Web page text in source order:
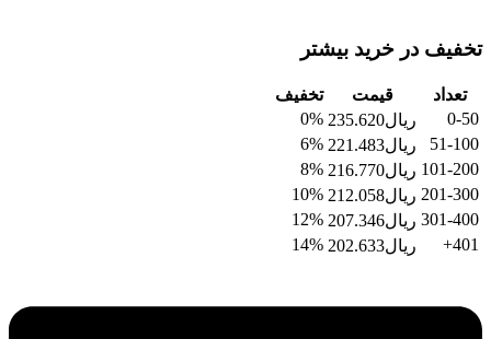
تخفیف در خرید بیشتر
تعداد قیمت
تخفیف
0-50
ریال235.620
0%
51-100
ریال221.483
6%
101-200 ریال216.770
8%
201-300 ریال212.058
10%
301-400 ریال207.346
12%
401+
ریال202.633
14%